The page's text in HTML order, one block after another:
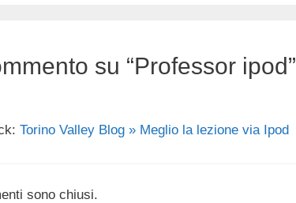
su “Professor ipod”
Torino Valley Blog » Meglio la lezione via Ipod
sono chiusi.